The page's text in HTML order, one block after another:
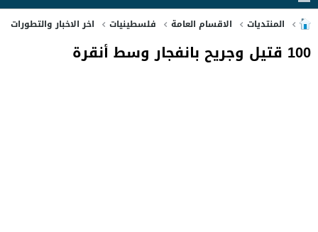
المنتديات الاقسام العامة فلسطينيات اخر الاخبار والتطورات
100 قتيل وجريح بانفجار وسط أنقرة